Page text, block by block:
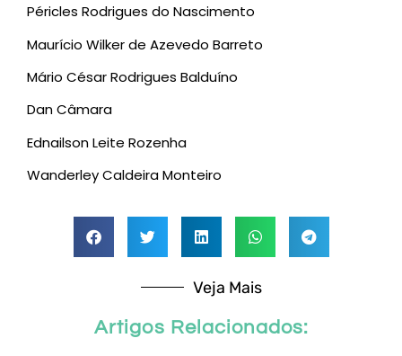
Péricles Rodrigues do Nascimento
Maurício Wilker de Azevedo Barreto
Mário César Rodrigues Balduíno
Dan Câmara
Ednailson Leite Rozenha
Wanderley Caldeira Monteiro
Veja Mais
Artigos Relacionados: